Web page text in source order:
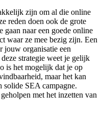
zijn om al die online
reden doen ook de grote
gaan naar een goede online
waar ze mee bezig zijn. Een
jouw organisatie een
strategie weet je gelijk
is het mogelijk dat je op
maar het kan
solide SEA campagne.
met het inzetten van